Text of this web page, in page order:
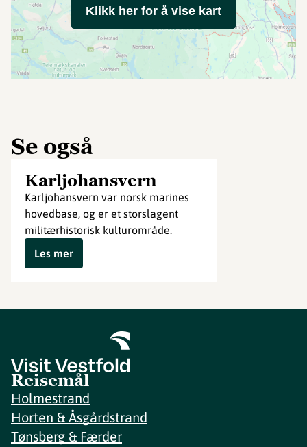
Klikk her for å vise kart
Se også
Karljohansvern
Karljohansvern var norsk marines
hovedbase, og er et storslagent
militærhistorisk kulturområde.
Les mer
Reisemål
Holmestrand
Horten & Åsgårdstrand
Tønsberg & Færder